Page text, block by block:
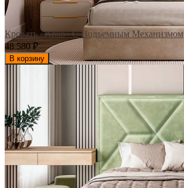
Кровать «Арко» С Подъемным Механизмом
48 580₽
В корзину